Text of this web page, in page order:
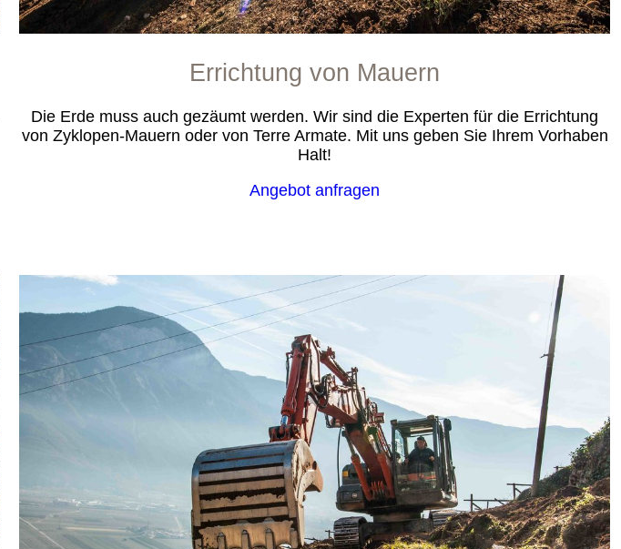
Errichtung von Mauern
Die Erde muss auch gezäumt werden. Wir sind die Experten für die Errichtung
von Zyklopen-Mauern oder von Terre Armate. Mit uns geben Sie Ihrem Vorhaben
Halt!
Angebot anfragen